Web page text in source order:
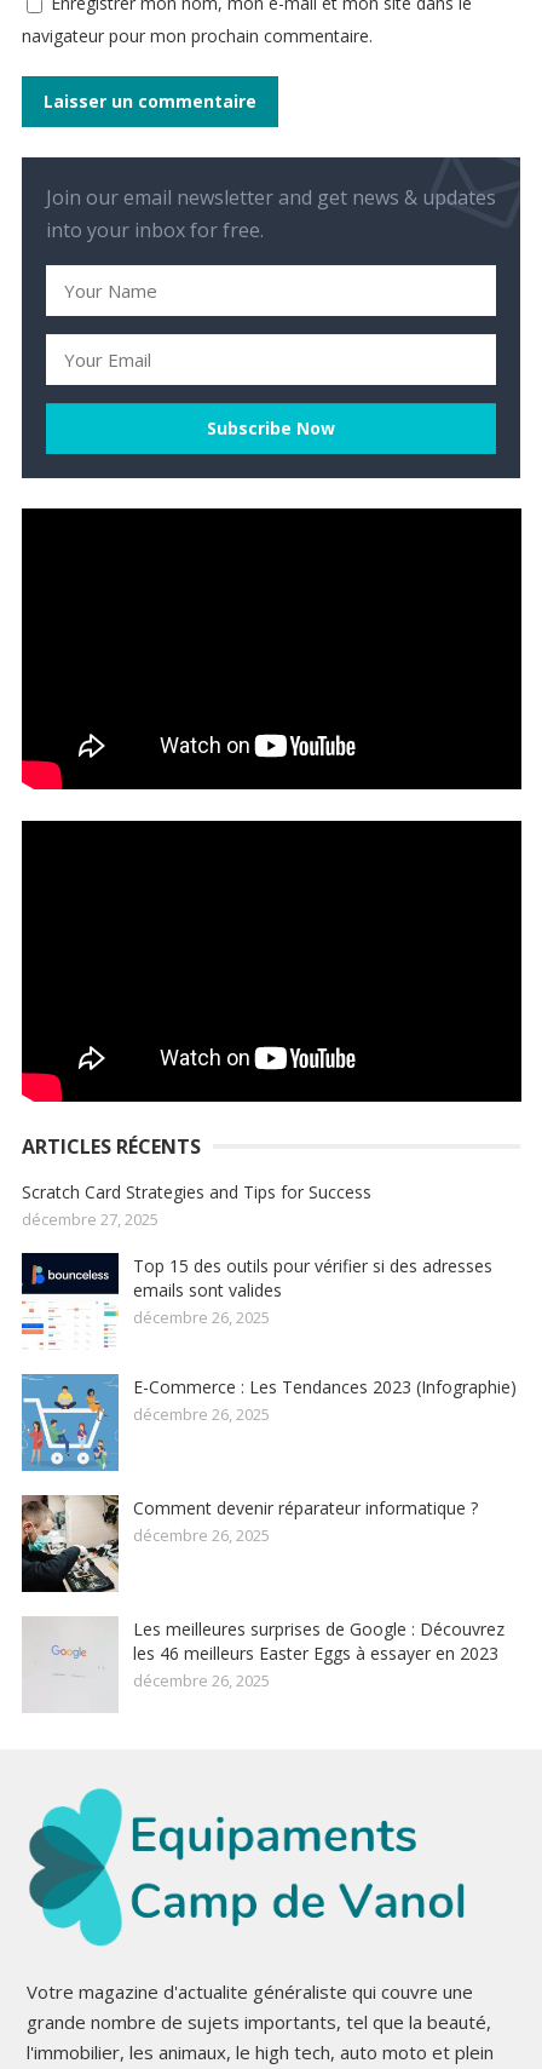
navigateur pour mon prochain commentaire.
Join our email newsletter and get news & updates
into your inbox for free.
ARTICLES RÉCENTS
Scratch Card Strategies and Tips for Success
décembre 27, 2025
Top 15 des outils pour vérifier si des adresses
emails sont valides
décembre 26, 2025
E-Commerce : Les Tendances 2023 (Infographie)
décembre 26, 2025
Comment devenir réparateur informatique ?
décembre 26, 2025
Les meilleures surprises de Google : Découvrez
les 46 meilleurs Easter Eggs à essayer en 2023
décembre 26, 2025
Votre magazine d'actualite généraliste qui couvre une
grande nombre de sujets importants, tel que la beauté,
l'immobilier, les animaux, le high tech, auto moto et plein